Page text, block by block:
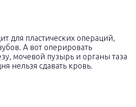
для пластических операций,
А вот оперировать
мочевой пузырь и органы таза
нельзя сдавать кровь.